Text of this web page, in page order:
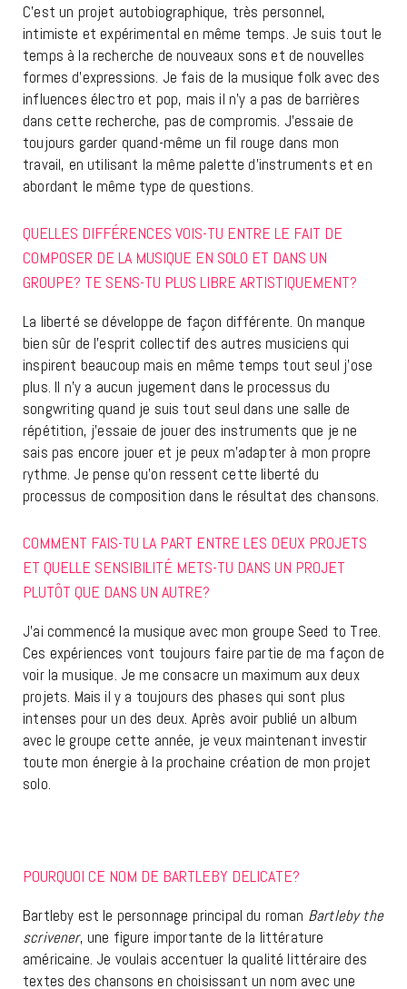
C’est un projet autobiographique, très personnel,
intimiste et expérimental en même temps. Je suis tout le
temps à la recherche de nouveaux sons et de nouvelles
formes d’expressions. Je fais de la musique folk avec des
influences électro et pop, mais il n’y a pas de barrières
dans cette recherche, pas de compromis. J’essaie de
toujours garder quand-même un fil rouge dans mon
travail, en utilisant la même palette d’instruments et en
abordant le même type de questions.
QUELLES DIFFÉRENCES VOIS-TU ENTRE LE FAIT DE
COMPOSER DE LA MUSIQUE EN SOLO ET DANS UN
GROUPE? TE SENS-TU PLUS LIBRE ARTISTIQUEMENT?
La liberté se développe de façon différente. On manque
bien sûr de l’esprit collectif des autres musiciens qui
inspirent beaucoup mais en même temps tout seul j’ose
plus. Il n’y a aucun jugement dans le processus du
songwriting quand je suis tout seul dans une salle de
répétition, j’essaie de jouer des instruments que je ne
sais pas encore jouer et je peux m’adapter à mon propre
rythme. Je pense qu’on ressent cette liberté du
processus de composition dans le résultat des chansons.
COMMENT FAIS-TU LA PART ENTRE LES DEUX PROJETS
ET QUELLE SENSIBILITÉ METS-TU DANS UN PROJET
PLUTÔT QUE DANS UN AUTRE?
J’ai commencé la musique avec mon groupe Seed to Tree.
Ces expériences vont toujours faire partie de ma façon de
voir la musique. Je me consacre un maximum aux deux
projets. Mais il y a toujours des phases qui sont plus
intenses pour un des deux. Après avoir publié un album
avec le groupe cette année, je veux maintenant investir
toute mon énergie à la prochaine création de mon projet
solo.
POURQUOI CE NOM DE BARTLEBY DELICATE?
Bartleby est le personnage principal du roman Bartleby the
scrivener, une figure importante de la littérature
américaine. Je voulais accentuer la qualité littéraire des
textes des chansons en choisissant un nom avec une